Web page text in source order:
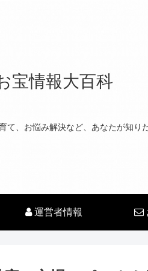
宝情報大百科
て、お悩み解決など、あなたが知り
運営者情報